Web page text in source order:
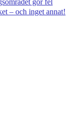
– och inget annat!